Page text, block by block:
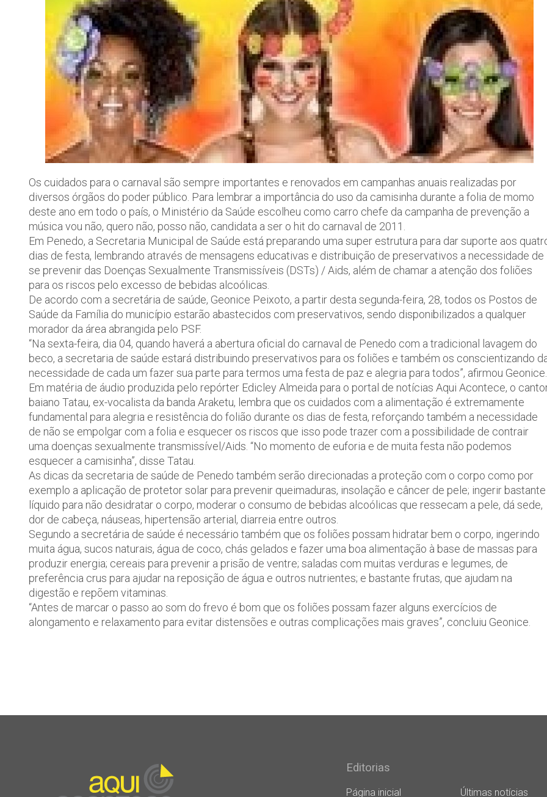
Os cuidados para o carnaval são sempre importantes e renovados em campanhas anuais realizadas por
diversos órgãos do poder público. Para lembrar a importância do uso da camisinha durante a folia de momo
deste ano em todo o país, o Ministério da Saúde escolheu como carro chefe da campanha de prevenção a
música vou não, quero não, posso não, candidata a ser o hit do carnaval de 2011.
Em Penedo, a Secretaria Municipal de Saúde está preparando uma super estrutura para dar suporte aos
dias de festa, lembrando através de mensagens educativas e distribuição de preservativos a necessidade de
se prevenir das Doenças Sexualmente Transmissíveis (DSTs) / Aids, além de chamar a atenção dos foliões
para os riscos pelo excesso de bebidas alcoólicas.
De acordo com a secretária de saúde, Geonice Peixoto, a partir desta segunda-feira, 28, todos os Postos de
Saúde da Família do município estarão abastecidos com preservativos, sendo disponibilizados a qualquer
morador da área abrangida pelo PSF.
“Na sexta-feira, dia 04, quando haverá a abertura oficial do carnaval de Penedo com a tradicional lavagem do
beco, a secretaria de saúde estará distribuindo preservativos para os foliões e também os conscientizando
necessidade de cada um fazer sua parte para termos uma festa de paz e alegria para todos”, afirmou Geonice.
Em matéria de áudio produzida pelo repórter Edicley Almeida para o portal de notícias Aqui Acontece, o
baiano Tatau, ex-vocalista da banda Araketu, lembra que os cuidados com a alimentação é extremamente
fundamental para alegria e resistência do folião durante os dias de festa, reforçando também a necessidade
de não se empolgar com a folia e esquecer os riscos que isso pode trazer com a possibilidade de contrair
uma doenças sexualmente transmissível/Aids. “No momento de euforia e de muita festa não podemos
esquecer a camisinha”, disse Tatau.
As dicas da secretaria de saúde de Penedo também serão direcionadas a proteção com o corpo como por
exemplo a aplicação de protetor solar para prevenir queimaduras, insolação e câncer de pele; ingerir bastante
líquido para não desidratar o corpo, moderar o consumo de bebidas alcoólicas que ressecam a pele, dá sede,
dor de cabeça, náuseas, hipertensão arterial, diarreia entre outros.
Segundo a secretária de saúde é necessário também que os foliões possam hidratar bem o corpo, ingerindo
muita água, sucos naturais, água de coco, chás gelados e fazer uma boa alimentação à base de massas para
produzir energia; cereais para prevenir a prisão de ventre; saladas com muitas verduras e legumes, de
preferência crus para ajudar na reposição de água e outros nutrientes; e bastante frutas, que ajudam na
digestão e repõem vitaminas.
“Antes de marcar o passo ao som do frevo é bom que os foliões possam fazer alguns exercícios de
alongamento e relaxamento para evitar distensões e outras complicações mais graves”, concluiu Geonice.
Editorias
Página inicial Últimas notícias